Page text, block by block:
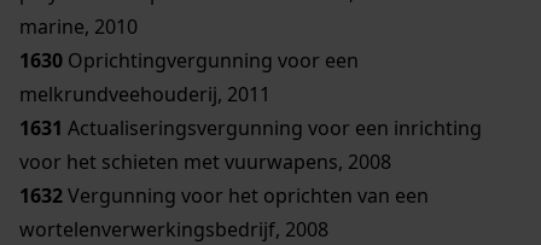
marine, 2010
1630 Oprichtingvergunning voor een
melkrundveehouderij, 2011
1631 Actualiseringsvergunning voor een inrichting
voor het schieten met vuurwapens, 2008
1632Vergunning voor het oprichten van een
wortelenverwerkingsbedrijf, 2008